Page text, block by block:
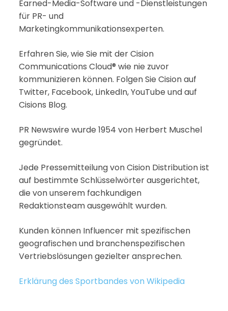
Earned-Media-Software und -Dienstleistungen
für PR- und
Marketingkommunikationsexperten.
Erfahren Sie, wie Sie mit der Cision
Communications Cloud® wie nie zuvor
kommunizieren können. Folgen Sie Cision auf
Twitter, Facebook, LinkedIn, YouTube und auf
Cisions Blog.
PR Newswire wurde 1954 von Herbert Muschel
gegründet.
Jede Pressemitteilung von Cision Distribution ist
auf bestimmte Schlüsselwörter ausgerichtet,
die von unserem fachkundigen
Redaktionsteam ausgewählt wurden.
Kunden können Influencer mit spezifischen
geografischen und branchenspezifischen
Vertriebslösungen gezielter ansprechen.
Erklärung des Sportbandes von Wikipedia